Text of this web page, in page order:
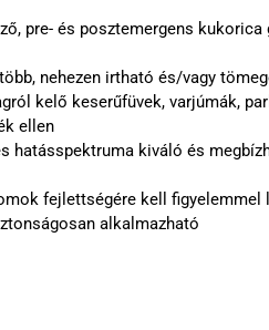
pre- és posztemergens
nehezen irtható és/vagy
kelő keserűfüvek, varjúmák,
ellen
hatásspektruma kiváló és
fejlettségére kell figyelemmel
alkalmazható